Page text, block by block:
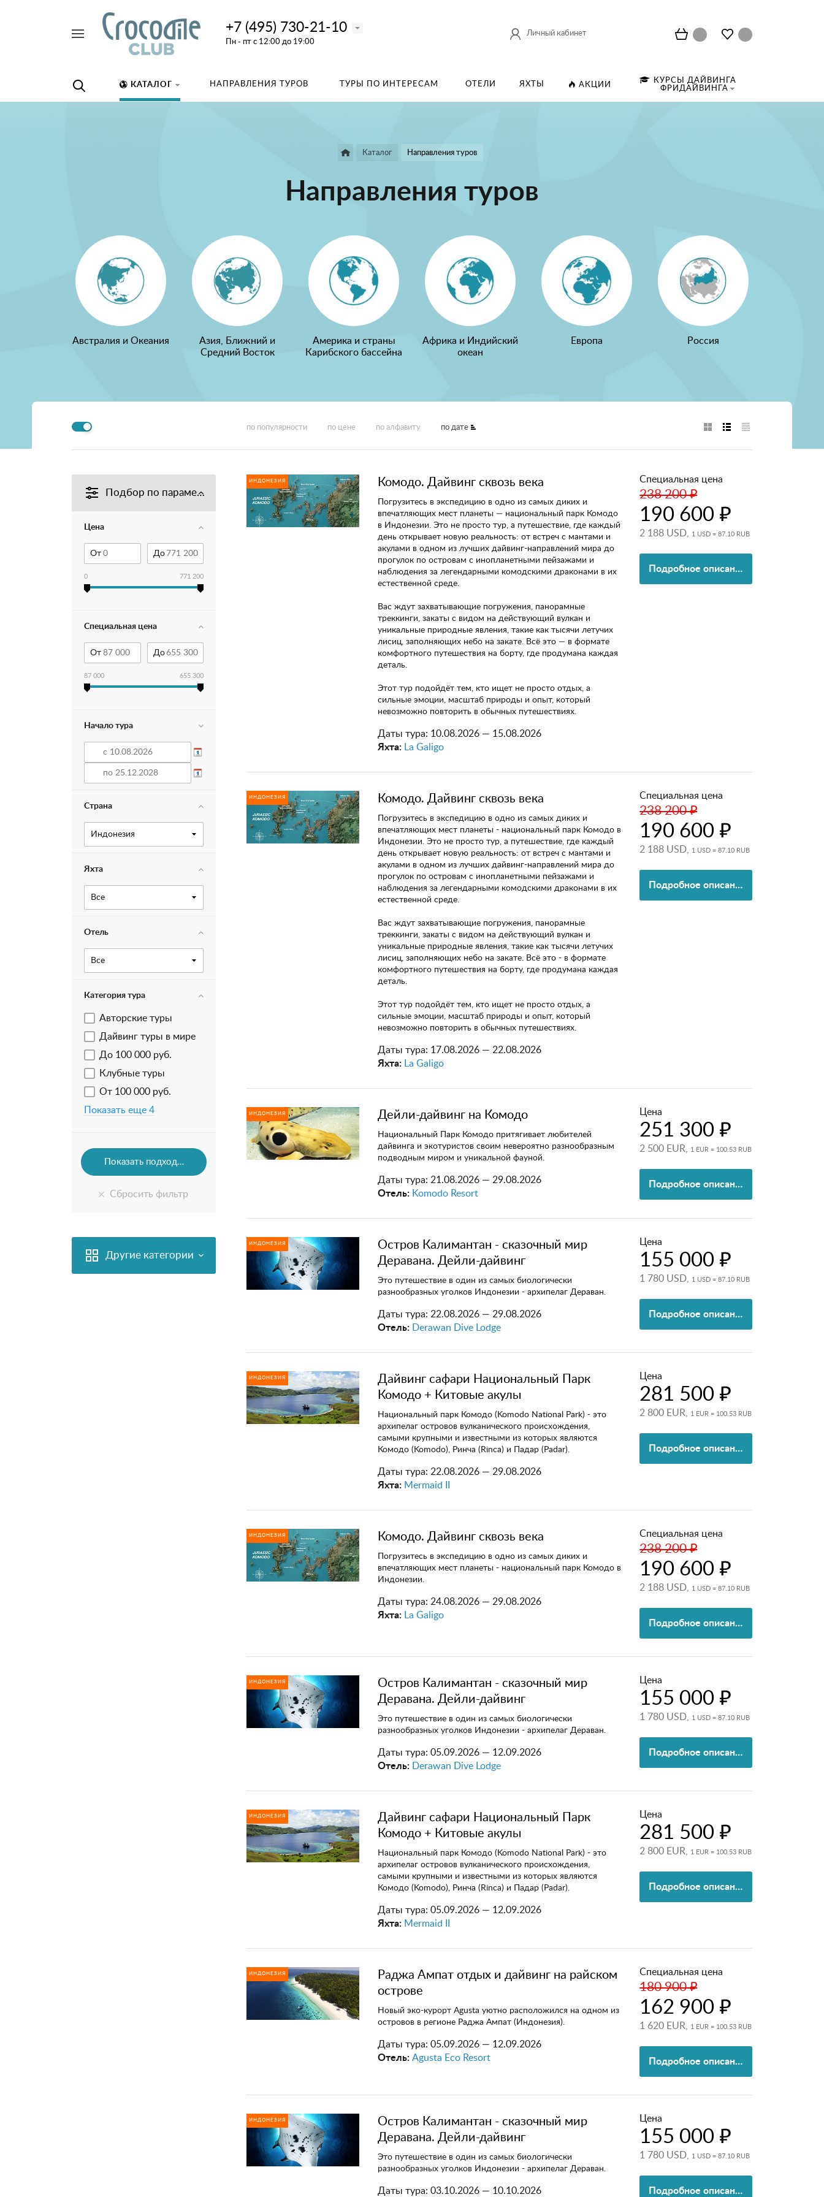
+7 (495) 730-21-10
Пн - пт с 12:00 до 19:00
Личный кабинет
КАТАЛОГ НАПРАВЛЕНИЯ ТУРОВ ТУРЫ ПО ИНТЕРЕСАМ ОТЕЛИ ЯХТЫ АКЦИИ
КУРСЫ ДАЙВИНГА
ФРИДАЙВИНГА
Каталог Направления туров
Направления туров
Австралия и Океания
Азия, Ближний и
Средний Восток
Америка и страны
Карибского бассейна
Африка и Индийский
океан
Европа Россия
по популярности по цене по алфавиту по дате
Подбор по параметрам
Цена
От До
0 771 200
Специальная цена
От До
87 000 655 300
Начало тура
Страна
Индонезия
Яхта
Все
Отель
Все
Категория тура
Авторские туры
Дайвинг туры в мире
До 100 000 руб.
Клубные туры
От 100 000 руб.
Показать еще 4
Другие категории
ИНДОНЕЗИЯ Комодо. Дайвинг сквозь века
Погрузитесь в экспедицию в одно из самых диких и
впечатляющих мест планеты — национальный парк Комодо
в Индонезии. Это не просто тур, а путешествие, где каждый
день открывает новую реальность: от встреч с мантами и
акулами в одном из лучших дайвинг-направлений мира до
прогулок по островам с инопланетными пейзажами и
наблюдения за легендарными комодскими драконами в их
естественной среде.
Вас ждут захватывающие погружения, панорамные
треккинги, закаты с видом на действующий вулкан и
уникальные природные явления, такие как тысячи летучих
лисиц, заполняющих небо на закате. Всё это — в формате
комфортного путешествия на борту, где продумана каждая
деталь.
Этот тур подойдёт тем, кто ищет не просто отдых, а
сильные эмоции, масштаб природы и опыт, который
невозможно повторить в обычных путешествиях.
Даты тура: 10.08.2026 — 15.08.2026
Яхта:
La Galigo
Специальная цена
238 200 ₽
190 600 ₽
2 188 USD, 1 USD = 87.10 RUB
Подробное описание
ИНДОНЕЗИЯ Комодо. Дайвинг сквозь века
Погрузитесь в экспедицию в одно из самых диких и
впечатляющих мест планеты - национальный парк Комодо в
Индонезии. Это не просто тур, а путешествие, где каждый
день открывает новую реальность: от встреч с мантами и
акулами в одном из лучших дайвинг-направлений мира до
прогулок по островам с инопланетными пейзажами и
наблюдения за легендарными комодскими драконами в их
естественной среде.
Вас ждут захватывающие погружения, панорамные
треккинги, закаты с видом на действующий вулкан и
уникальные природные явления, такие как тысячи летучих
лисиц, заполняющих небо на закате. Всё это - в формате
комфортного путешествия на борту, где продумана каждая
деталь.
Этот тур подойдёт тем, кто ищет не просто отдых, а
сильные эмоции, масштаб природы и опыт, который
невозможно повторить в обычных путешествиях.
Даты тура: 17.08.2026 — 22.08.2026
Яхта:
La Galigo
Специальная цена
238 200 ₽
190 600 ₽
2 188 USD, 1 USD = 87.10 RUB
Подробное описание
ИНДОНЕЗИЯ Дейли-дайвинг на Комодо
Национальный Парк Комодо притягивает любителей
дайвинга и экотуристов своим невероятно разнообразным
подводным миром и уникальной фауной.
Даты тура: 21.08.2026 — 29.08.2026
Отель: Komodo Resort
Цена
251 300 ₽
2 500 EUR, 1 EUR = 100.53 RUB
Подробное описание
ИНДОНЕЗИЯ
Остров Калимантан - сказочный мир
Деравана. Дейли-дайвинг
Это путешествие в один из самых биологически
разнообразных уголков Индонезии - архипелаг Дераван.
Даты тура: 22.08.2026 — 29.08.2026
Отель:
Derawan Dive Lodge
Цена
155 000 ₽
1 780 USD, 1 USD = 87.10 RUB
Подробное описание
ИНДОНЕЗИЯ
Дайвинг сафари Национальный Парк
Комодо + Китовые акулы
Национальный парк Комодо (Komodo National Park) - это
архипелаг островов вулканического происхождения,
самыми крупными и известными из которых являются
Комодо (Komodo), Ринча (Rinca) и Падар (Padar).
Даты тура: 22.08.2026 — 29.08.2026
Яхта: Mermaid II
Цена
281 500 ₽
2 800 EUR, 1 EUR = 100.53 RUB
Подробное описание
ИНДОНЕЗИЯ Комодо. Дайвинг сквозь века
Погрузитесь в экспедицию в одно из самых диких и
впечатляющих мест планеты - национальный парк Комодо в
Индонезии.
Даты тура: 24.08.2026 — 29.08.2026
Яхта:
La Galigo
Специальная цена
238 200 ₽
190 600 ₽
2 188 USD, 1 USD = 87.10 RUB
Подробное описание
ИНДОНЕЗИЯ
Остров Калимантан - сказочный мир
Деравана. Дейли-дайвинг
Это путешествие в один из самых биологически
разнообразных уголков Индонезии - архипелаг Дераван.
Даты тура: 05.09.2026 — 12.09.2026
Отель:
Derawan Dive Lodge
Цена
155 000 ₽
1 780 USD, 1 USD = 87.10 RUB
Подробное описание
ИНДОНЕЗИЯ
Дайвинг сафари Национальный Парк
Комодо + Китовые акулы
Национальный парк Комодо (Komodo National Park) - это
архипелаг островов вулканического происхождения,
самыми крупными и известными из которых являются
Комодо (Komodo), Ринча (Rinca) и Падар (Padar).
Даты тура: 05.09.2026 — 12.09.2026
Яхта: Mermaid II
Цена
281 500 ₽
2 800 EUR, 1 EUR = 100.53 RUB
Подробное описание
ИНДОНЕЗИЯ
Раджа Ампат отдых и дайвинг на райском
острове
Новый эко-курорт Agusta уютно расположился на одном из
островов в регионе Раджа Ампат (Индонезия).
Даты тура: 05.09.2026 — 12.09.2026
Отель: Agusta Eco Resort
Специальная цена
180 900 ₽
162 900 ₽
1 620 EUR, 1 EUR = 100.53 RUB
Подробное описание
ИНДОНЕЗИЯ
Остров Калимантан - сказочный мир
Деравана. Дейли-дайвинг
Это путешествие в один из самых биологически
разнообразных уголков Индонезии - архипелаг Дераван.
Даты тура: 03.10.2026 — 10.10.2026
Цена
155 000 ₽
1 780 USD, 1 USD = 87.10 RUB
Подробное описание